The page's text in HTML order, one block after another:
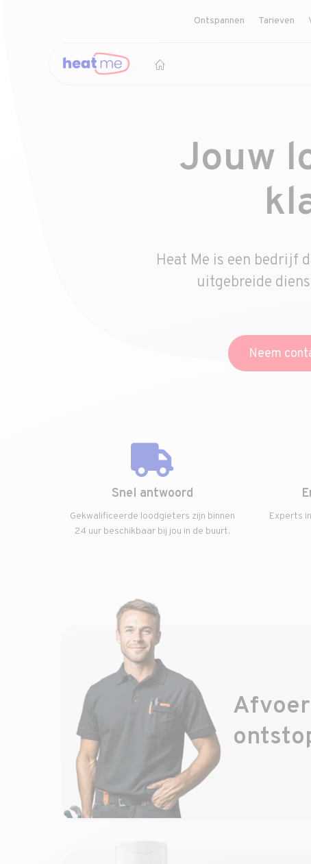
Ontspannen Tarieven
Jouw
Heat Me is een bedrijf
uitgebreide
Neem
Snel antwoord
Gekwalificeerde loodgieters zijn binnen
24 uur beschikbaar bij jou in de buurt.
Experts
Afvoer